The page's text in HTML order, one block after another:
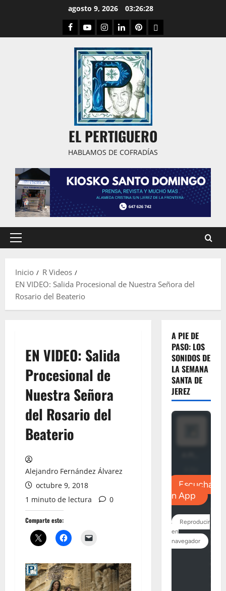
agosto 9, 2026 03:26:29
Facebook
YoutubeInstagram
LinkedPinterestDribbble
EL PERTIGUERO
HABLAMOS DE COFRADÍAS
Menú
Inicio
R Videos
EN VIDEO: Salida Procesional de Nuestra Señora del
Rosario del Beaterio
EN VIDEO: Salida
Procesional de
Nuestra Señora
del Rosario del
Beaterio
Alejandro Fernández Álvarez
octubre 9, 2018
1 minuto de lectura
0
Comparte esto:
A PIE DE
PASO: LOS
SONIDOS DE
LA SEMANA
SANTA DE
JEREZ